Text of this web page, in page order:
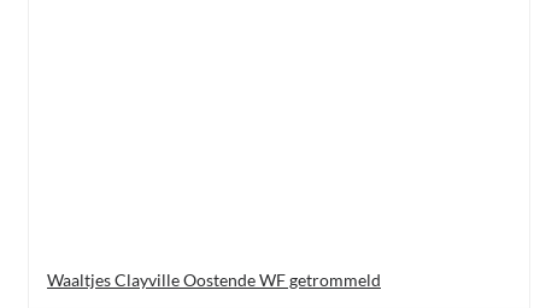
Waaltjes Clayville Oostende WF getrommeld